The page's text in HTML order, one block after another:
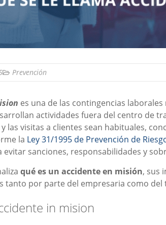
Prevención
es una de las contingencias
actividades fuera del centro de
las visitas a clientes sean habituales,
la Ley 31/1995 de Prevención de
sanciones, responsabilidades y
qué es un accidente en misión, sus
tanto por parte del empresaria como del
in mision